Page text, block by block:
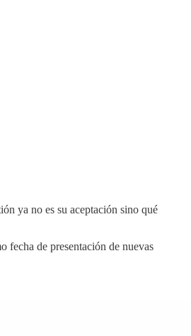
ya no es su aceptación sino qué
fecha de presentación de nuevas